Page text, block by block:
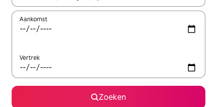
Aankomst
Vertrek
Zoeken